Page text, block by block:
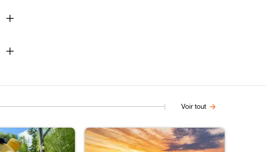
Voir tout